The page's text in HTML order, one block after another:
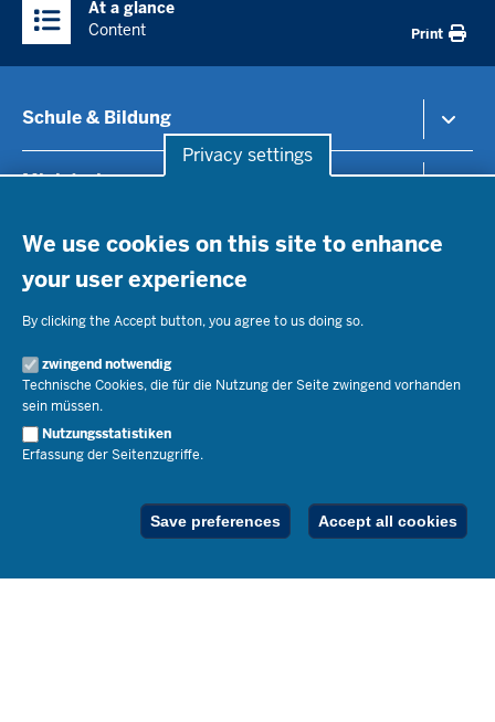
Privacy settings
We use cookies on this site to enhance
your user experience
By clicking the Accept button, you agree to us doing so.
zwingend notwendig
Technische Cookies, die für die Nutzung der Seite zwingend vorhanden
sein müssen.
Nutzungsstatistiken
Erfassung der Seitenzugriffe.
Save preferences Accept all cookies
Inhalte
At a glance
Content
Print
Schule & Bildung
Recht
Schulleben
Ministerium
Staatssekretär Dr. Urban Mauer
Organisation
Open Government
Veranstaltungen
Geschäftsbereich
Presse
Pressemitteilungen
Pressefotos
Pressekontakt
Schule(n) suchen
Kontakt
Der Weg zu uns
Impressum
Publikationen
Spezialangebote
Amtsblatt abonnieren
Impressum Datenschutz